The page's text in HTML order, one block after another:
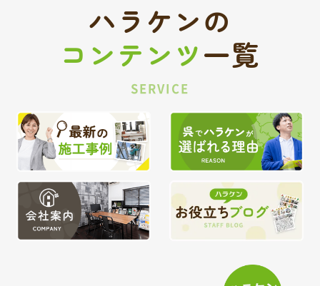
ハラケンの
コンテンツ一覧
SERVICE